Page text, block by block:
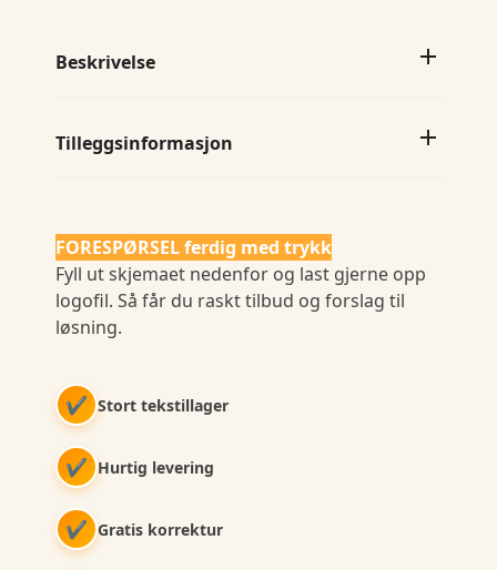
Beskrivelse
Tilleggsinformasjon
FORESPØRSEL ferdig med trykk
Fyll ut skjemaet nedenfor og last gjerne opp
logofil. Så får du raskt tilbud og forslag til
løsning.
✔ Stort tekstillager
✔ Hurtig levering
✔ Gratis korrektur